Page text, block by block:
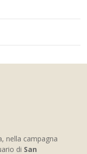
nella campagna
di San